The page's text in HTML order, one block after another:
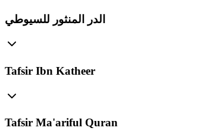
الدر المنثور للسيوطي
Tafsir Ibn Katheer
Tafsir Ma'ariful Quran